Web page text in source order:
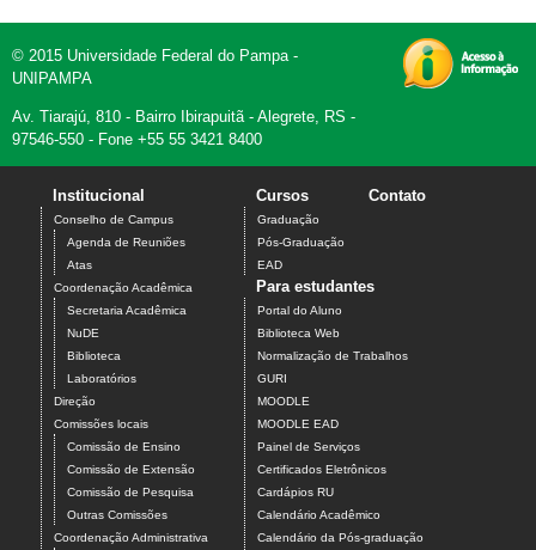
© 2015 Universidade Federal do Pampa -
UNIPAMPA
Av. Tiarajú, 810 - Bairro Ibirapuitã - Alegrete, RS -
97546-550 - Fone +55 55 3421 8400
Institucional
Conselho de Campus
Agenda de Reuniões
Atas
Coordenação Acadêmica
Secretaria Acadêmica
NuDE
Biblioteca
Laboratórios
Direção
Comissões locais
Comissão de Ensino
Comissão de Extensão
Comissão de Pesquisa
Outras Comissões
Coordenação Administrativa
Cursos
Graduação
Pós-Graduação
EAD
Contato
Para estudantes
Portal do Aluno
Biblioteca Web
Normalização de Trabalhos
GURI
MOODLE
MOODLE EAD
Painel de Serviços
Certificados Eletrônicos
Cardápios RU
Calendário Acadêmico
Calendário da Pós-graduação